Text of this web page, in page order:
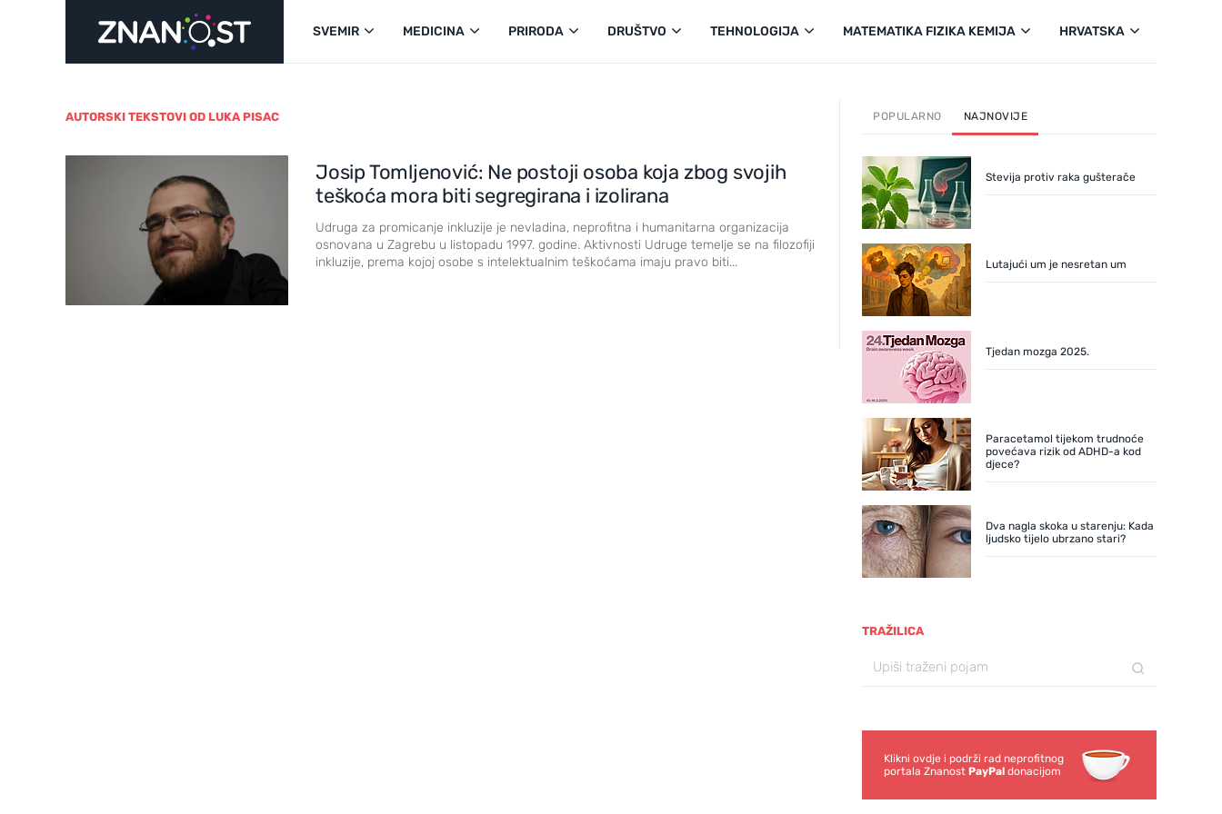
SVEMIR MEDICINA PRIRODA DRUŠTVO TEHNOLOGIJA MATEMATIKA FIZIKA KEMIJA HRVATSKA
AUTORSKI TEKSTOVI OD LUKA PISAC
Josip Tomljenović: Ne postoji osoba koja zbog svojih
teškoća mora biti segregirana i izolirana
Udruga za promicanje inkluzije je nevladina, neprofitna i humanitarna organizacija
osnovana u Zagrebu u listopadu 1997. godine. Aktivnosti Udruge temelje se na filozofiji
inkluzije, prema kojoj osobe s intelektualnim teškoćama imaju pravo biti...
POPULARNO NAJNOVIJE
Stevija protiv raka gušterače
Lutajući um je nesretan um
Tjedan mozga 2025.
Paracetamol tijekom trudnoće
povećava rizik od ADHD-a kod
djece?
Dva nagla skoka u starenju: Kada
ljudsko tijelo ubrzano stari?
TRAŽILICA
Klikni ovdje i podrži rad neprofitnog
portala Znanost PayPal donacijom